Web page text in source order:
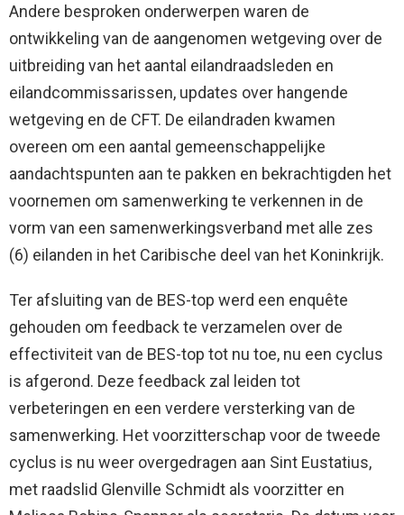
Andere besproken onderwerpen waren de
ontwikkeling van de aangenomen wetgeving over de
uitbreiding van het aantal eilandraadsleden en
eilandcommissarissen, updates over hangende
wetgeving en de CFT. De eilandraden kwamen
overeen om een aantal gemeenschappelijke
aandachtspunten aan te pakken en bekrachtigden het
voornemen om samenwerking te verkennen in de
vorm van een samenwerkingsverband met alle zes
(6) eilanden in het Caribische deel van het Koninkrijk.
Ter afsluiting van de BES-top werd een enquête
gehouden om feedback te verzamelen over de
effectiviteit van de BES-top tot nu toe, nu een cyclus
is afgerond. Deze feedback zal leiden tot
verbeteringen en een verdere versterking van de
samenwerking. Het voorzitterschap voor de tweede
cyclus is nu weer overgedragen aan Sint Eustatius,
met raadslid Glenville Schmidt als voorzitter en